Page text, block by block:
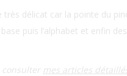
très délicat car la pointe du
puis l’alphabet et enfin
consulter mes articles